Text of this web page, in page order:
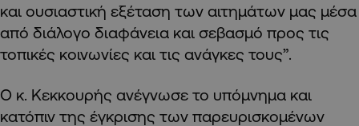
και ουσιαστική εξέταση των αιτημάτων μας μέσα
από διάλογο διαφάνεια και σεβασμό προς τις
τοπικές κοινωνίες και τις ανάγκες τους”.
Ο κ. Κεκκουρής ανέγνωσε το υπόμνημα και
κατόπιν της έγκρισης των παρευρισκομένων